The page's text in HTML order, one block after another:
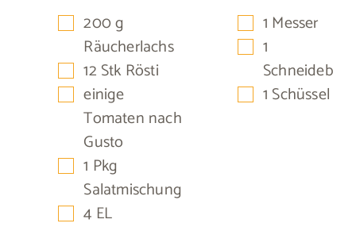
▢
200g
Räucherlachs
▢
12 Stk Rösti
▢
einige
Tomaten nach
Gusto
▢
1 Pkg
Salatmischung
▢
4 EL
▢
1 Messer
▢
1
Schneidebrett
▢
1 Schüssel